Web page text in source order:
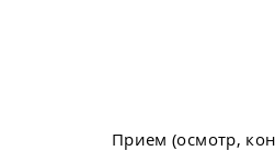
Прием (осмотр,